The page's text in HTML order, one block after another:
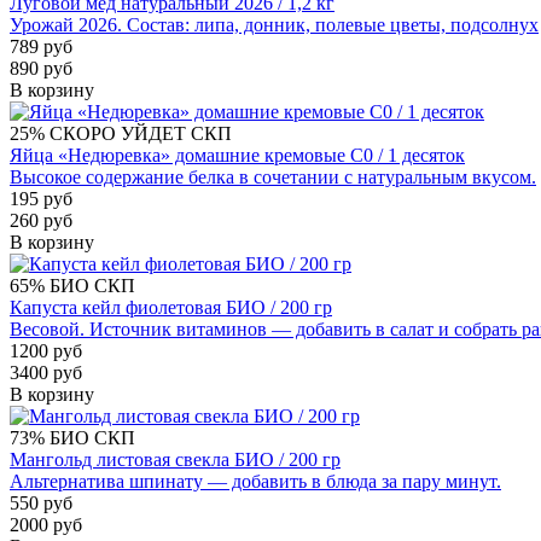
Урожай 2026. Состав: липа, донник, полевые цветы, подсолнух
789 руб
890 руб
В корзину
25% СКОРО УЙДЕТ СКП
Яйца «Недюревка» домашние кремовые С0 / 1 десяток
Высокое содержание белка в сочетании с натуральным вкусом.
195 руб
260 руб
В корзину
65% БИО СКП
Капуста кейл фиолетовая БИО / 200 гр
Весовой. Источник витаминов — добавить в салат и собрать
1200 руб
3400 руб
В корзину
73% БИО СКП
Мангольд листовая свекла БИО / 200 гр
Альтернатива шпинату — добавить в блюда за пару минут.
550 руб
2000 руб